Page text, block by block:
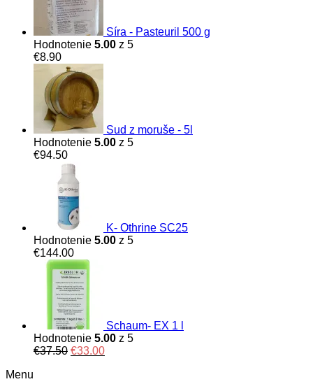
Síra - Pasteuril 500 g
Hodnotenie 5.00 z 5
€8.90
Sud z moruše - 5l
Hodnotenie 5.00 z 5
€94.50
K- Othrine SC25
Hodnotenie 5.00 z 5
€144.00
Schaum- EX 1 l
Hodnotenie 5.00 z 5
€37.50 Original
€33.00Current
Menu